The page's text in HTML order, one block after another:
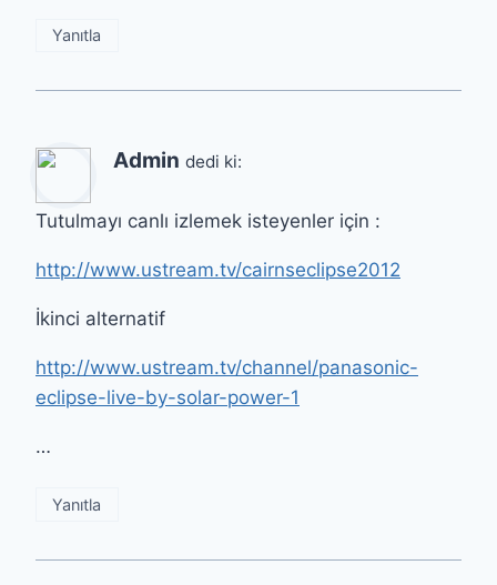
Yanıtla
Admin dedi ki:
Tutulmayı canlı izlemek isteyenler için :
http://www.ustream.tv/cairnseclipse2012
İkinci alternatif
http://www.ustream.tv/channel/panasonic-
eclipse-live-by-solar-power-1
…
Yanıtla